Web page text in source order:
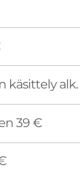
käsittely
39 €